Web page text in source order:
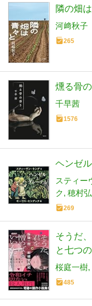
隣の畑
河﨑秋子
265
燻る骨
千早茜
1576
ヘンゼ
スティー
ク 穂村弘
269
そうだ
と七つ
桜庭一樹
485